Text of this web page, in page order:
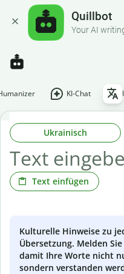
Quillbot
Your AI
KI-Chat
Ukrainisch
Text einfügen
Kulturelle Hinweise zu
Übersetzung. Melden
damit Ihre Worte nicht
sondern verstanden